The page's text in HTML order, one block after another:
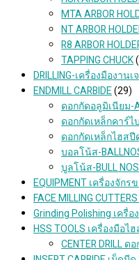
MTA ARBOR
NT ARBOR
R8 ARBOR
TAPPING CHUCK
DRILLING-เครื่องมืองาน
ENDMILL CARBIDE(29)
ดอกกัดอลูมิเนียม-
ดอกกัดเหล็กคาร์ไ
ดอกกัดเหล็กไฮสปี
บอลโน้ส-
บูลโน้ส-BULL
EQUIPMENT เครื่องจักร
FACE MILLING
Grinding Polishing เครื่
HSS TOOLS เครื่องมือไ
CENTER DRILL